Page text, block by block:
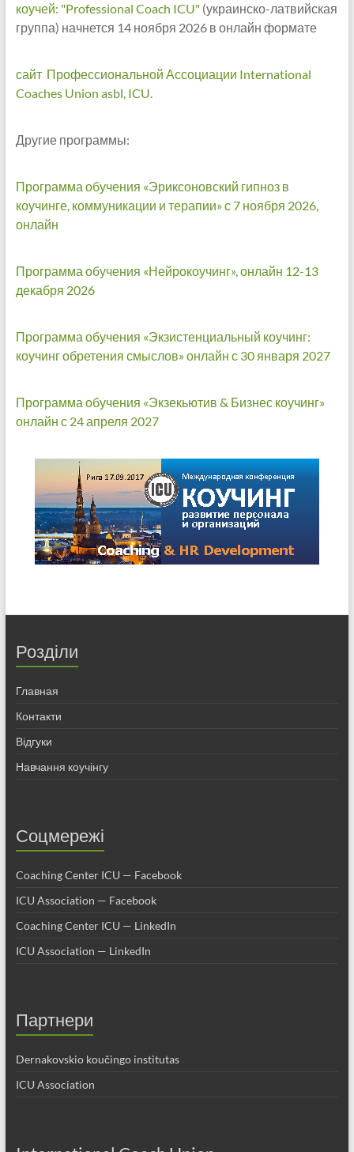
коучей: "Professional Coach ICU"(украинско-латвийская
группа) начнется 14 ноября 2026 в онлайн формате
сайт Профессиональной Ассоциации International
Coaches Union asbl, ICU.
Другие программы:
Программа обучения «Эриксоновский гипноз в
коучинге, коммуникации и терапии» с 7 ноября 2026,
онлайн
Программа обучения «Нейрокоучинг», онлайн 12-13
декабря 2026
Программа обучения «Экзистенциальный коучинг:
коучинг обретения смыслов» онлайн с 30 января 2027
Программа обучения «Экзекьютив & Бизнес коучинг»
онлайн с 24 апреля 2027
Розділи
Главная
Контакти
Відгуки
Навчання коучінгу
Соцмережі
Coaching Center ICU — Facebook
ICU Association — Facebook
Coaching Center ICU — LinkedIn
ICU Association — LinkedIn
Партнери
Dernakovskio koučingo institutas
ICU Association